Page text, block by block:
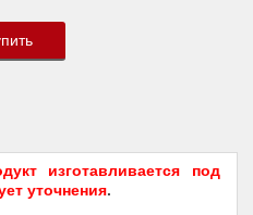
изготавливается под
уточнения.